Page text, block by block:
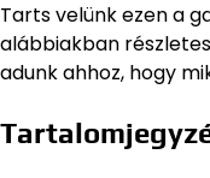
Tarts velünk ezen a
alábbiakban
adunk ahhoz, hogy